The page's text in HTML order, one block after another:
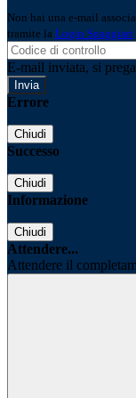
Non hai una e-mail
tramite la Login Spaggiari
E-mail inviata, si
Errore
Chiudi
Successo
Chiudi
Informazione
Chiudi
Attendere...
Attendere il